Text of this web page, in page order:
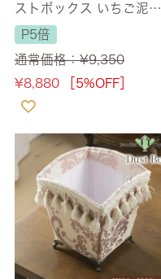
ストボックス いちご泥棒
(Strawberry Thief) 【送
料無料】
P5倍
通常価格：¥9,350
¥8,880 ［5%OFF］